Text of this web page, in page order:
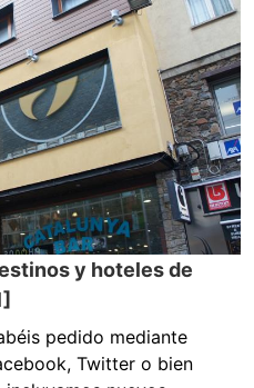
y hoteles de
pedido mediante
Twitter o bien